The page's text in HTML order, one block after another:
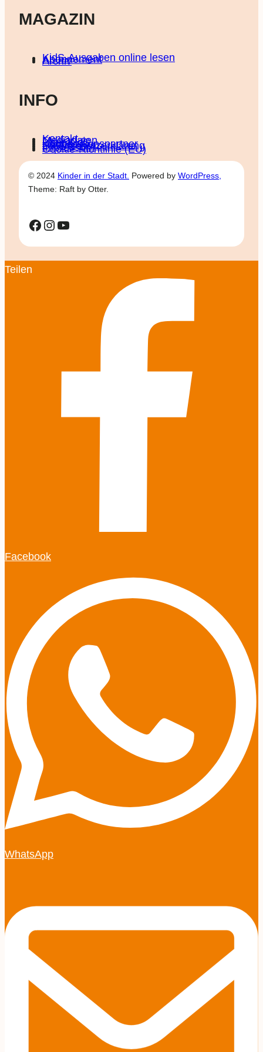
MAGAZIN
KidS-Ausgaben online lesen
Abonnement
Archiv
INFO
Kontakt
Mediadaten
Über KidS
Kooperationspartner
Datenschutz­erklärung
Impressum
Cookie-Richtlinie (EU)
© 2024 Kinder in der Stadt. Powered by WordPress,
Theme: Raft by Otter.
Facebook
Instagram
YouTube
Teilen
Facebook
WhatsApp